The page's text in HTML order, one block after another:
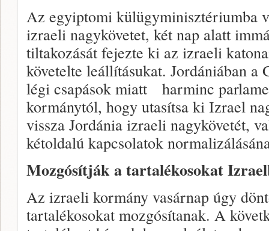
Az egyiptomi külügyminisztériumba
izraeli nagykövetet, két nap alatt
tiltakozását fejezte ki az izraeli
követelte leállításukat. Jordániában a
légi csapások miatt harminc
kormánytól, hogy utasítsa ki Izrael
vissza Jordánia izraeli nagykövetét,
kétoldalú kapcsolatok
Mozgósítják a tartalékosokat
Az izraeli kormány vasárnap úgy
tartalékosokat mozgósítanak. A